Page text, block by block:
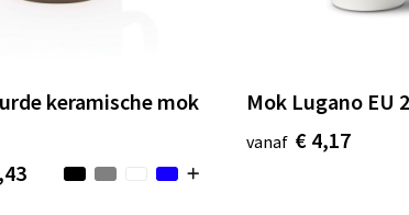
keramische mok
Mok Lugano EU
vanaf € 4,17